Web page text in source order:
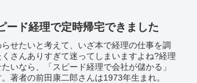
ード経理で定時帰宅できました
せたいと考えて、いざ本で経理の仕事を調
さんありすぎて迷ってしまいますよね?経理
いなら、「スピード経理で会社が儲かる」
著者の前田康二郎さんは1973年生まれ。